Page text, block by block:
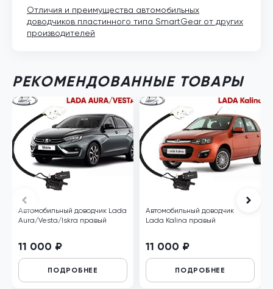
Отличия и преимущества автомобильных
доводчиков пластинного типа SmartGear от других
производителей
РЕКОМЕНДОВАННЫЕ ТОВАРЫ
Автомобильный доводчик Lada
Aura/Vesta/Iskra правый
11 000 ₽
ПОДРОБНЕЕ
Автомобильный доводчик
Lada Kalina правый
11 000 ₽
ПОДРОБНЕЕ